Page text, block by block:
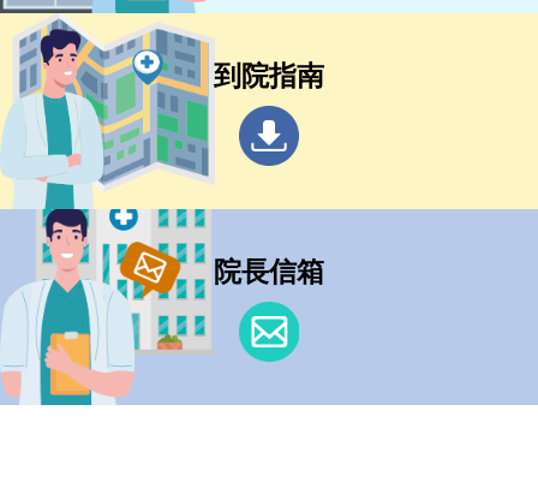
到院指南
院長信箱